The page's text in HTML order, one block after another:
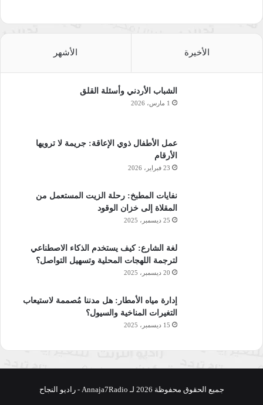
الأخيرة الأشهر
الشباب الأردني وأسئلة القلق
1 مارس، 2026
عمل الأطفال ذوي الإعاقة: جريمة لا ترويها
الأرقام
23 فبراير، 2026
نفايات المطبخ: رحلة الزيت المستعمل من
المقلاة إلى خزان الوقود
25 ديسمبر، 2025
لغة الشارع: كيف يستخدم الذكاء الاصطناعي
لترجمة اللهجات المحلية وتسهيل التواصل؟
20 ديسمبر، 2025
إدارة مياه الأمطار: هل مدننا مُصممة لاستيعاب
التغيرات المناخية والسيول؟
15 ديسمبر، 2025
جميع الحقوق محفوظة 2026 لـ Annaja7Radio - راديو النجاح